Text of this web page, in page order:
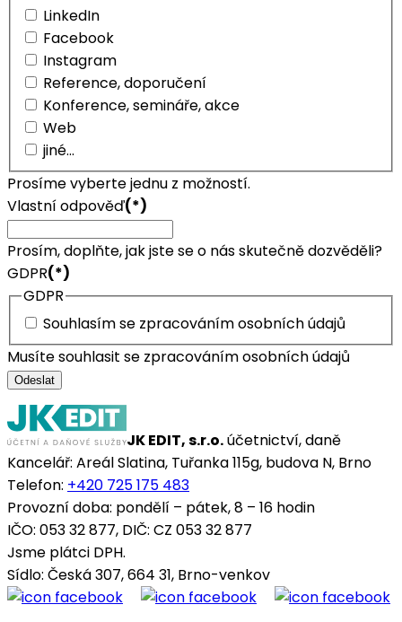
LinkedIn
Facebook
Instagram
Reference, doporučení
Konference, semináře, akce
Web
jiné...
Prosíme vyberte jednu z možností.
Vlastní odpověď(*)
Prosím, doplňte, jak jste se o nás skutečně dozvěděli?
GDPR(*)
GDPR
Souhlasím se zpracováním osobních údajů
Musíte souhlasit se zpracováním osobních údajů
Odeslat
JK EDIT, s.r.o.účetnictví, daně
Kancelář: Areál Slatina, Tuřanka 115g, budova N, Brno
Telefon: +420 725 175 483
Provozní doba: pondělí – pátek, 8 – 16 hodin
IČO: 053 32 877, DIČ: CZ 053 32 877
Jsme plátci DPH.
Sídlo: Česká 307, 664 31, Brno-venkov